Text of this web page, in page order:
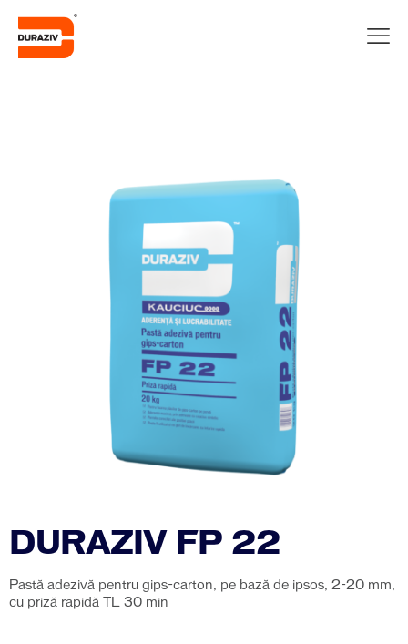
DURAZIV FP 22
Pastă adezivă pentru gips-carton, pe bază de ipsos, 2-20 mm,
cu priză rapidă TL 30 min